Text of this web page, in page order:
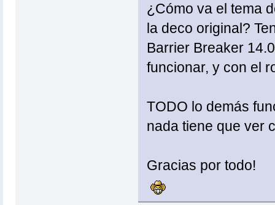
¿Cómo va el tema
la deco original?
Barrier Breaker
funcionar, y con el
TODO lo demás
nada tiene que ver
Gracias por todo!